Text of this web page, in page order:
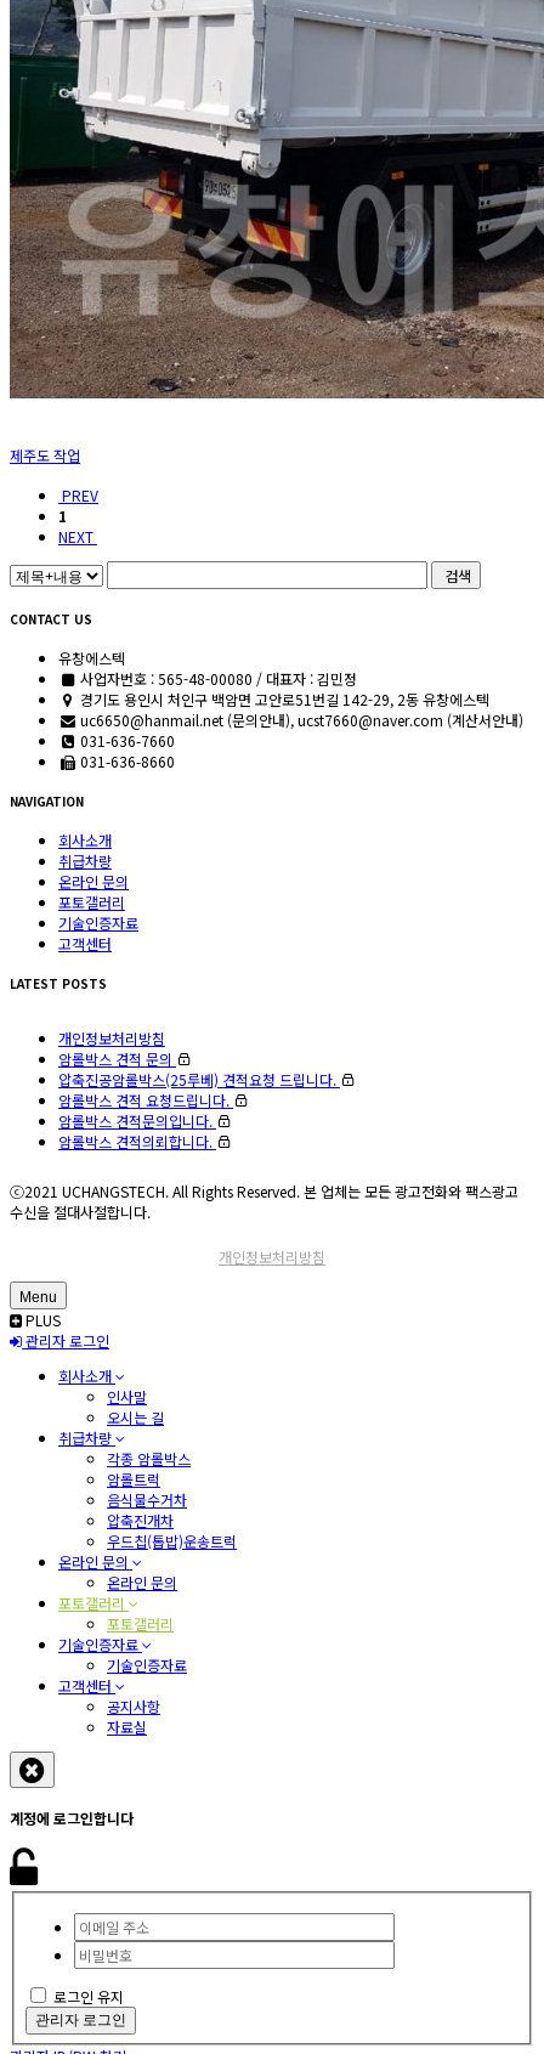
제주도 작업
PREV
1
NEXT
검색
CONTACT US
유창에스텍
사업자번호 : 565-48-00080 / 대표자 : 김민정
경기도 용인시 처인구 백암면 고안로51번길 142-29, 2동 유창에스텍
uc6650@hanmail.net (문의안내), ucst7660@naver.com (계산서안내)
031-636-7660
031-636-8660
NAVIGATION
회사소개
취급차량
온라인 문의
포토갤러리
기술인증자료
고객센터
LATEST POSTS
개인정보처리방침
암롤박스 견적 문의
압축진공암롤박스(25루베) 견적요청 드립니다.
암롤박스 견적 요청드립니다.
암롤박스 견적문의입니다.
암롤박스 견적의뢰합니다.
ⓒ2021 UCHANGSTECH. All Rights Reserved. 본 업체는 모든 광고전화와 팩스광고
수신을 절대사절합니다.
개인정보처리방침
Menu
PLUS
관리자 로그인
회사소개
인사말
오시는 길
취급차량
각종 암롤박스
암롤트럭
음식물수거차
압축진개차
우드칩(톱밥)운송트럭
온라인 문의
온라인 문의
포토갤러리
포토갤러리
기술인증자료
기술인증자료
고객센터
공지사항
자료실
계정에 로그인합니다
로그인 유지
관리자 로그인